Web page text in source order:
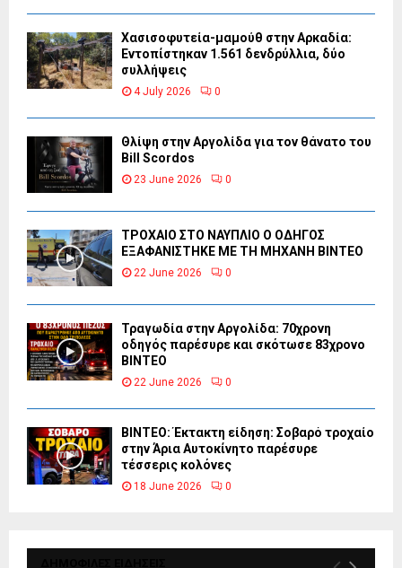
Χασισοφυτεία-μαμούθ στην Αρκαδία:
Εντοπίστηκαν 1.561 δενδρύλλια, δύο
συλλήψεις
4 July 2026 0
Θλίψη στην Αργολίδα για τον θάνατο του
Bill Scordos
23 June 2026 0
ΤΡΟΧΑΙΟ ΣΤΟ ΝΑΥΠΛΙΟ Ο ΟΔΗΓΟΣ
ΕΞΑΦΑΝΙΣΤΗΚΕ ΜΕ ΤΗ ΜΗΧΑΝΗ ΒΙΝΤΕΟ
22 June 2026 0
Τραγωδία στην Αργολίδα: 70χρονη
οδηγός παρέσυρε και σκότωσε 83χρονο
ΒΙΝΤΕΟ
22 June 2026 0
ΒΙΝΤΕΟ: Έκτακτη είδηση: Σοβαρό τροχαίο
στην Άρια Αυτοκίνητο παρέσυρε
τέσσερις κολόνες
18 June 2026 0